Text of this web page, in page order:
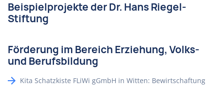
Beispielprojekte der Dr. Hans Riegel-
Stiftung
Förderung im Bereich Erziehung, Volks-
und Berufsbildung
Kita Schatzkiste FLiWi gGmbH in Witten: Bewirtschaftung